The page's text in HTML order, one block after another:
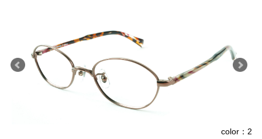
color：2